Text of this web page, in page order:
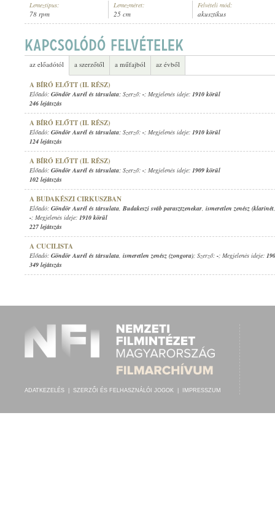
ELŐADÓ:
GÖNDÖR AURÉL ÉS TÁRSULATA,ISMERETLEN ÉNEKESEK,23-IK
Lemeztípus:
78 rpm
Lemezméret:
25 cm
Felvételi mód:
akusztikus
az előadótól a szerzőtől a műfajból az évből
A BÍRÓ ELŐTT (II. RÉSZ)
Előadó: Göndör Aurél és társulata; Szerző: -; Megjelenés ideje: 1910 körül
246 lejátszás
A BÍRÓ ELŐTT (II. RÉSZ)
Előadó: Göndör Aurél és társulata; Szerző: -; Megjelenés ideje: 1910 körül
124 lejátszás
A BÍRÓ ELŐTT (II. RÉSZ)
Előadó: Göndör Aurél és társulata; Szerző: -; Megjelenés ideje: 1909 körül
102 lejátszás
A BUDAKÉSZI CIRKUSZBAN
Előadó: Göndör Aurél és társulata, Budakeszi sváb parasztzenekar, ismeretlen zenész (klarinét
-; Megjelenés ideje: 1910 körül
227 lejátszás
A CUCILISTA
Előadó: Göndör Aurél és társulata, ismeretlen zenész (zongora); Szerző: -; Megjelenés ideje:
349 lejátszás
ADATKEZELÉS SZERZŐI ÉS FELHASZNÁLÓI JOGOK IMPRESSZUM